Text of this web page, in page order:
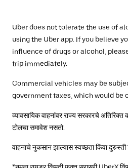
Uber does not tolerate the use of
using the Uber app. If you believe
influence of drugs or alcohol,
trip immediately.
Commercial vehicles may be
government taxes, which would be
व्यावसायिक वाहनांवर राज्य सरकारचे
टोलचा समावेश नसतो.
वाहनाचे नुकसान झाल्यास स्वच्छता किंवा